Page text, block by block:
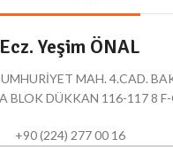
Ecz. Yeşim ÖNAL
MAH. 4.CAD.
BLOK DÜKKAN 116-117 8 F-
+90 (224) 277 00 16